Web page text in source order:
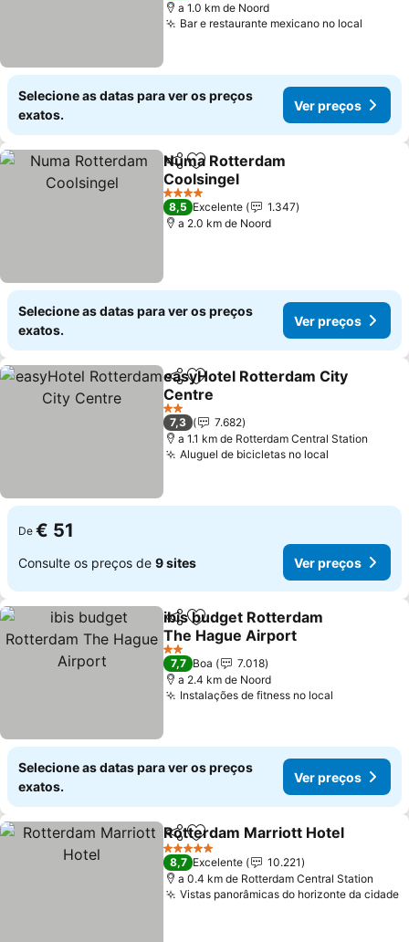
a 1.0 km de Noord
Bar e restaurante mexicano no local
Selecione as datas para ver os preços
exatos.
Ver preços
PartilharAdicionar aos favoritos
Numa Rotterdam
Coolsingel
4 Estrelas
8,5 Excelente
1.347
a 2.0 km de Noord
Selecione as datas para ver os preços
exatos.
Ver preços
PartilharAdicionar aos favoritos
easyHotel Rotterdam City
Centre
2 Estrelas
7,3
7.682
a 1.1 km de Rotterdam Central Station
Aluguel de bicicletas no local
De € 51
Consulte os preços de 9 sites Ver preços
PartilharAdicionar aos favoritos
ibis budget Rotterdam
The Hague Airport
2 Estrelas
7,7 Boa
7.018
a 2.4 km de Noord
Instalações de fitness no local
Selecione as datas para ver os preços
exatos.
Ver preços
PartilharAdicionar aos favoritos
Rotterdam Marriott Hotel
5 Estrelas
8,7 Excelente
10.221
a 0.4 km de Rotterdam Central Station
Vistas panorâmicas do horizonte da cidade